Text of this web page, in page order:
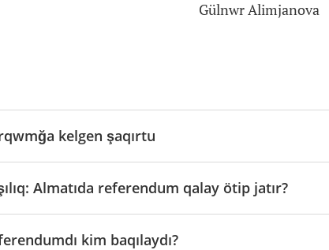
Gülnwr Alimjanova
kelgen şaqırtu
Almatıda referendum qalay ötip jatır?
kim baqılaydı?